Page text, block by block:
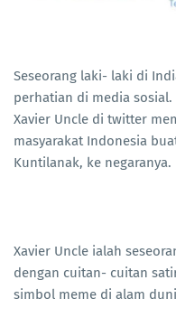
Seseorang laki- laki di
perhatian di media
Xavier Uncle di twitter
masyarakat Indonesia
Kuntilanak, ke negaranya.
Xavier Uncle ialah
dengan cuitan- cuitan
simbol meme di alam